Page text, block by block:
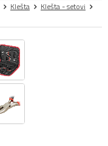
Klešta
Klešta - setovi